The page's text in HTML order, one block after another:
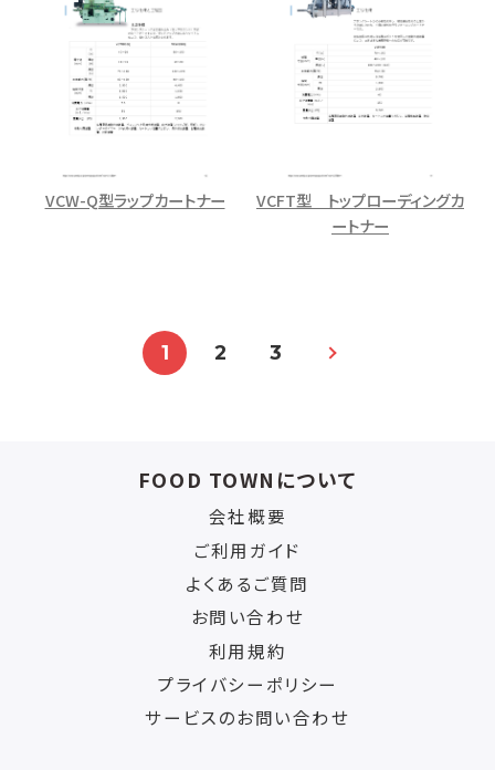
VCW-Q型ラップカートナー
VCFT型 トップローディングカ
ートナー
1 2 3
FOOD TOWNについて
会社概要
ご利用ガイド
よくあるご質問
お問い合わせ
利用規約
プライバシーポリシー
サービスのお問い合わせ